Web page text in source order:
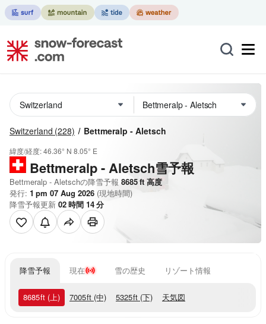
Switzerland (228) Bettmeralp - Aletsch
緯度/経度:46.36° N 8.05° E
Bettmeralp - Aletsch雪予報
Bettmeralp - Aletschの降雪予報 8685ft 高度
発行: 1 pm 07 Aug 2026 (現地時間)
降雪予報更新 02時間 14分
降雪予報 現在 雪の歴史 リゾート情報
8685ft (上) 7005ft (中) 5325ft (下) 天気図